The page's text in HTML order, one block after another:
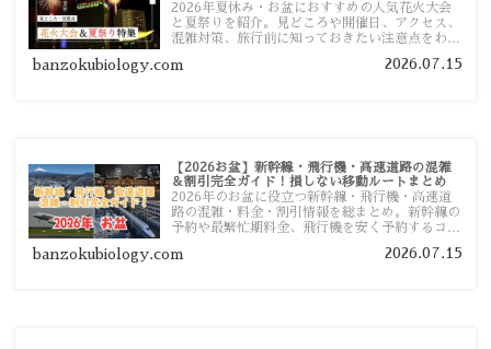
2026年夏休み・お盆におすすめの人気花火大会
と夏祭りを紹介。見どころや開催日、アクセス、
混雑対策、旅行前に知っておきたい注意点をわか
banzokubiology.com 2026.07.15
【2026お盆】新幹線・飛行機・高速道路の混雑
＆割引完全ガイド！損しない移動ルートまとめ
2026年のお盆に役立つ新幹線・飛行機・高速道
路の混雑・料金・割引情報を総まとめ。新幹線の
予約や最繁忙期料金、飛行機を安く予約するコ
い移動方法を分かりやすく解説します。
banzokubiology.com 2026.07.15